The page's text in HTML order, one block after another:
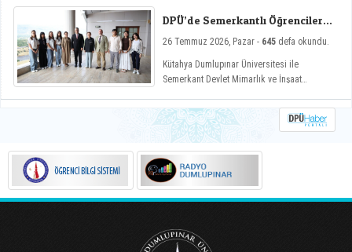
katılarak vatandaşlarla buluştu.
DPÜ’de Semerkantlı Öğrencilere
26 Temmuz 2026, Pazar - 645 defa okundu.
Kütahya Dumlupınar Üniversitesi ile
Semerkant Devlet Mimarlık ve İnşaat
geçirilen iş birliği kapsamında misafir
öğrenciler yaz okulunda ağırlanıyor.